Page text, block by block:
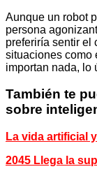
Aunque un robot
persona
preferiría sentir el
situaciones como
importan nada, lo
También te
sobre
La vida artificial
2045 Llega la